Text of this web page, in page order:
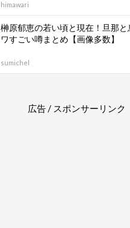
himawari
榊原郁恵の若い頃と現在！旦那
ワすごい噂まとめ【画像多数】
sumichel
広告 / スポンサーリンク